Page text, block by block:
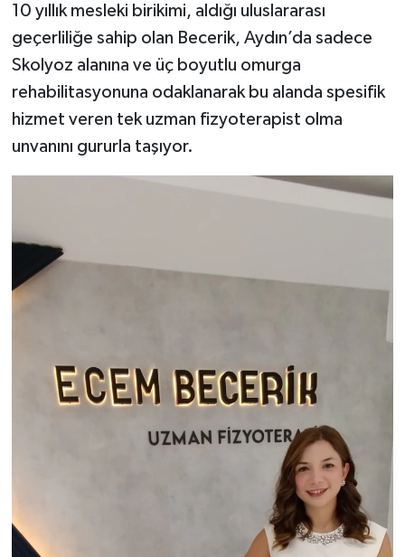
10 yıllık mesleki birikimi, aldığı uluslararası
geçerliliğe sahip olan Becerik, Aydın’da sadece
Skolyoz alanına ve üç boyutlu omurga
rehabilitasyonuna odaklanarak bu alanda spesifik
hizmet veren tek uzman fizyoterapist olma
unvanını gururla taşıyor.